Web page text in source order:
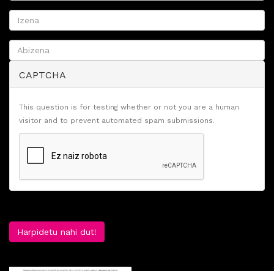
CAPTCHA
This question is for testing whether or not you are a human
visitor and to prevent automated spam submissions.
Harpidetu nahi dut!